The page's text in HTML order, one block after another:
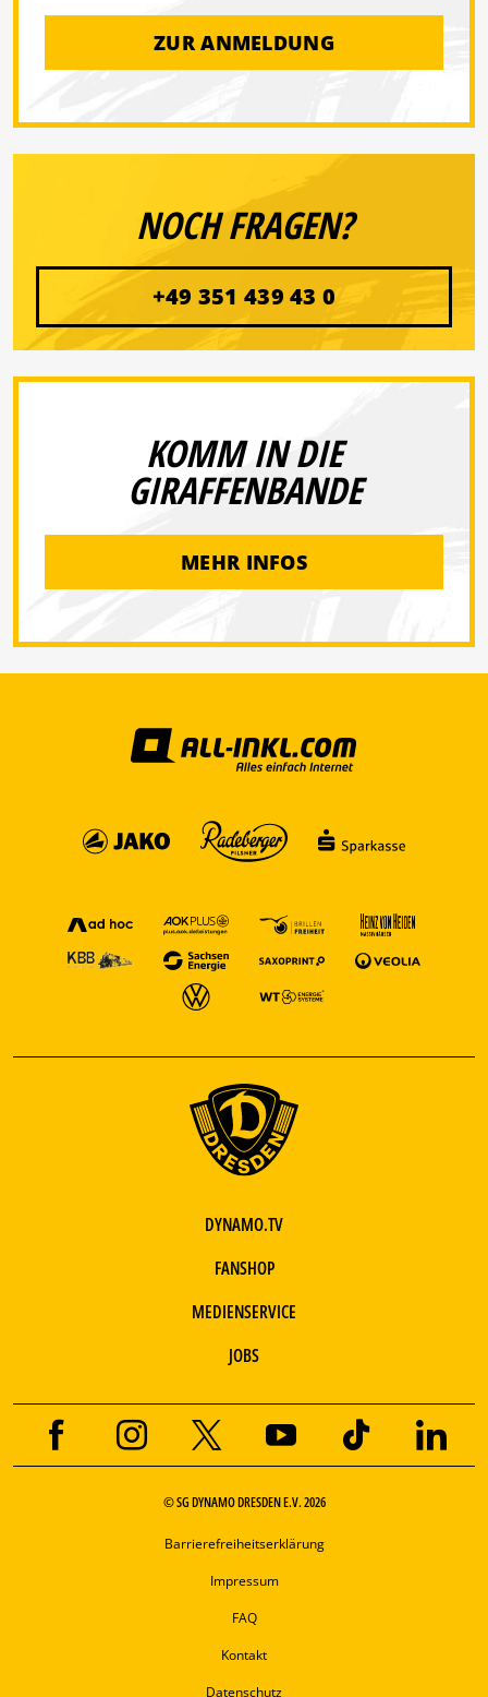
ZUR ANMELDUNG
NOCH FRAGEN?
+49 351 439 43 0
KOMM IN DIE
GIRAFFENBANDE
MEHR INFOS
DYNAMO.TV
FANSHOP
MEDIENSERVICE
JOBS
© SG DYNAMO DRESDEN E.V. 2026
Barrierefreiheitserklärung
Impressum
FAQ
Kontakt
Datenschutz